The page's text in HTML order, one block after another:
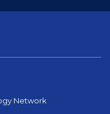
Network